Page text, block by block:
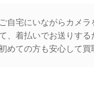
自宅にいながらカメ
、着払いでお送りす
めての方も安心して